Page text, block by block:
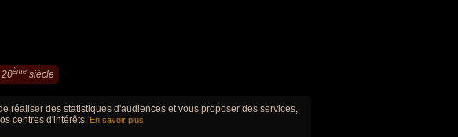
20ème siècle
réaliser des statistiques d'audiences et vous proposer des services,
centres d'intérêts. En savoir plus